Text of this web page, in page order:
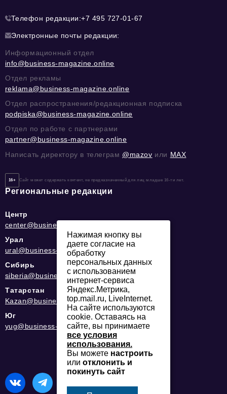
Телефон редакции:+7 495 727-01-67
Электронные почты редакции:
Информационный отдел
info@business-magazine.online
Отдел рекламы
reklama@business-magazine.online
Отдел распространения/редакционная подписка
podpiska@business-magazine.online
Отдел по работе с партнерами
partner@business-magazine.online
Написать директору в телеграм @mazov или MAX
16+ Сайт может содержать контент, не предназначенный для лиц младше 16-ти лет.
Региональные редакции
Центр
center@business-magazine.online
Урал
ural@business-magazine.online
Сибирь
siberia@business-magazine.online
Татарстан
Kazan@business-magazine.online
Юг
yug@business-magazine.online
Нажимая кнопку вы
даете согласие на
обработку
персональных данных
с использованием
интернет-сервиса
Яндекс.Метрика,
top.mail.ru, LiveInternet.
На сайте используются
cookie. Оставаясь на
сайте, вы принимаете
все условия
использования.
Вы можете настроить
или отклонить и
покинуть сайт